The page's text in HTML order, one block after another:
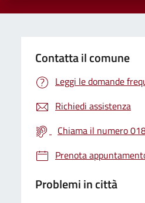
Contatta il comune
Leggi le domande
Richiedi assistenza
Chiama il numero
Prenota
Problemi in città